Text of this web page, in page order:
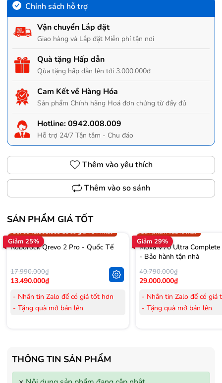
Chính sách hỗ trợ
Vận chuyển Lắp đặt
Giao hàng và Lắp đặt Miễn phí tận nơi
Quà tặng Hấp dẫn
Qùa tặng hấp dẫn lên tới 3.000.000đ
Cam Kết về Hàng Hóa
Sản phẩm Chính hãng Hoá đơn chứng từ đầy đủ
Hotline:0942.008.009
Hỗ trợ 24/7 Tận tâm - Chu đáo
Thêm vào yêu thích
Thêm vào so sánh
SẢN PHẨM GIÁ TỐT
Giảm 25%
Trợ giá 300.000đ
Gọi 0942.008.009 để có giá TỐT nhất
Roborock Qrevo 2 Pro - Quốc Tế
17.990.000₫
13.490.000₫
- Nhắn tin Zalo để có giá tốt hơn
- Tặng quà mở bán lên
- Tặng Voucher trị giá
150.000đ
mua Máy lọc Không khí
- Cam kết hàng mới 100%.
Giảm 29%
Sản phẩm vừa ra mắt
Mova V70 Ultra
- Bảo hành tận nhà
40.790.000₫
29.000.000₫
- Nhắn tin Zalo để có giá
- Tặng quà mở bán lên
- Cam kết hàng mới
THÔNG TIN SẢN PHẨM